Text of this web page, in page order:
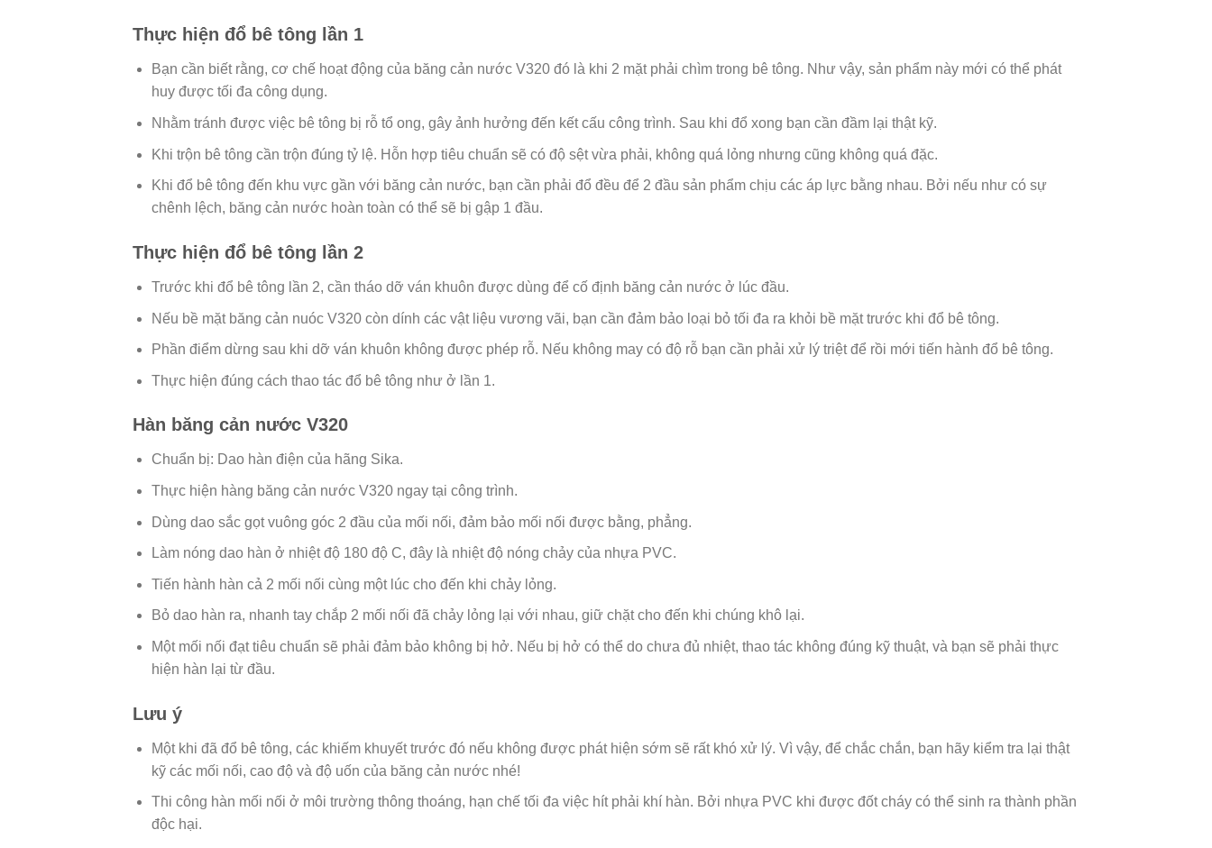
Thực hiện đổ bê tông lần 1
Bạn cần biết rằng, cơ chế hoạt động của băng cản nước V320 đó là khi 2 mặt phải chìm trong bê tông. Như vậy, sản phẩm này mới có thể phát
huy được tối đa công dụng.
Nhằm tránh được việc bê tông bị rỗ tổ ong, gây ảnh hưởng đến kết cấu công trình. Sau khi đổ xong bạn cần đầm lại thật kỹ.
Khi trộn bê tông cần trộn đúng tỷ lệ. Hỗn hợp tiêu chuẩn sẽ có độ sệt vừa phải, không quá lỏng nhưng cũng không quá đặc.
Khi đổ bê tông đến khu vực gần với băng cản nước, bạn cần phải đổ đều để 2 đầu sản phẩm chịu các áp lực bằng nhau. Bởi nếu như có sự
chênh lệch, băng cản nước hoàn toàn có thể sẽ bị gập 1 đầu.
Thực hiện đổ bê tông lần 2
Trước khi đổ bê tông lần 2, cần tháo dỡ ván khuôn được dùng để cố định băng cản nước ở lúc đầu.
Nếu bề mặt băng cản nuóc V320 còn dính các vật liệu vương vãi, bạn cần đảm bảo loại bỏ tối đa ra khỏi bề mặt trước khi đổ bê tông.
Phần điểm dừng sau khi dỡ ván khuôn không được phép rỗ. Nếu không may có độ rỗ bạn cần phải xử lý triệt để rồi mới tiến hành đổ bê tông.
Thực hiện đúng cách thao tác đổ bê tông như ở lần 1.
Hàn băng cản nước V320
Chuẩn bị: Dao hàn điện của hãng Sika.
Thực hiện hàng băng cản nước V320 ngay tại công trình.
Dùng dao sắc gọt vuông góc 2 đầu của mối nối, đảm bảo mối nối được bằng, phẳng.
Làm nóng dao hàn ở nhiệt độ 180 độ C, đây là nhiệt độ nóng chảy của nhựa PVC.
Tiến hành hàn cả 2 mối nối cùng một lúc cho đến khi chảy lỏng.
Bỏ dao hàn ra, nhanh tay chắp 2 mối nối đã chảy lỏng lại với nhau, giữ chặt cho đến khi chúng khô lại.
Một mối nối đạt tiêu chuẩn sẽ phải đảm bảo không bị hở. Nếu bị hở có thể do chưa đủ nhiệt, thao tác không đúng kỹ thuật, và bạn sẽ phải thực
hiện hàn lại từ đầu.
Lưu ý
Một khi đã đổ bê tông, các khiếm khuyết trước đó nếu không được phát hiện sớm sẽ rất khó xử lý. Vì vậy, để chắc chắn, bạn hãy kiểm tra lại thật
kỹ các mối nối, cao độ và độ uốn của băng cản nước nhé!
Thi công hàn mối nối ở môi trường thông thoáng, hạn chế tối đa việc hít phải khí hàn. Bởi nhựa PVC khi được đốt cháy có thể sinh ra thành phần
độc hại.